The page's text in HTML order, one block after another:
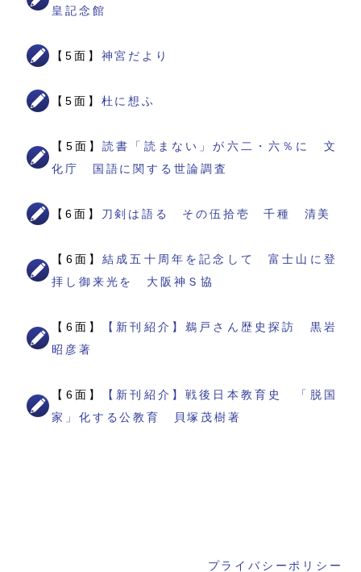
皇記念館
【5面】 神宮だより
【5面】 杜に想ふ
【5面】読書「読まない」が六二・六％に 文
化庁 国語に関する世論調査
【6面】 刀剣は語る その伍拾壱 千種 清美
【6面】結成五十周年を記念して 富士山に登
拝し御来光を 大阪神Ｓ協
【6面】
【新刊紹介】鵜戸さん歴史探訪 黒岩
昭彦著
【6面】
【新刊紹介】戦後日本教育史 「脱国
家」化する公教育 貝塚茂樹著
プライバシーポリシー